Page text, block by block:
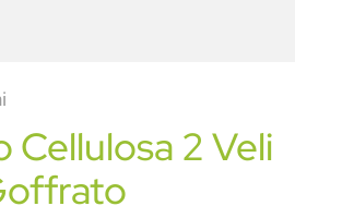
Cellulosa 2 Veli